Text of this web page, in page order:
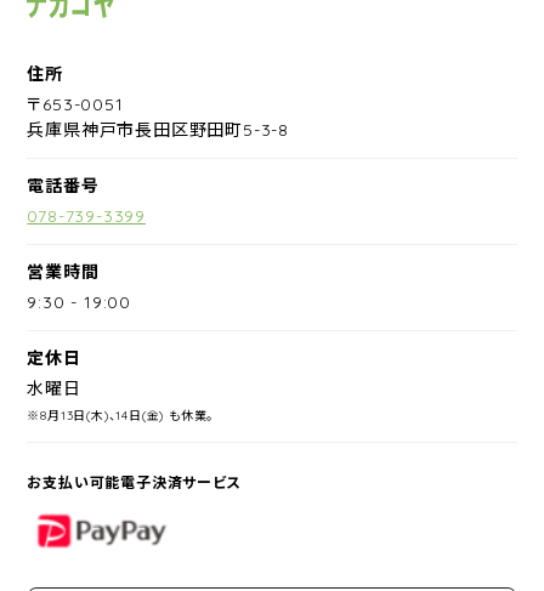
住所
〒653-0051
兵庫県神戸市長田区野田町5-3-8
電話番号
078-739-3399
営業時間
9:30 -19:00
定休日
水曜日
※8月13日(木)、14日(金) も休業。
お支払い可能電子決済サービス
PayPay